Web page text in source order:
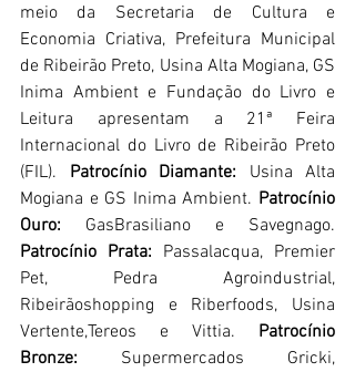
meio da Secretaria de Cultura e
Economia Criativa, Prefeitura Municipal
de Ribeirão Preto, Usina Alta Mogiana, GS
Inima Ambient e Fundação do Livro e
Leitura apresentam a 21ª Feira
Internacional do Livro de Ribeirão Preto
(FIL). Patrocínio Diamante: Usina Alta
Mogiana e GS Inima Ambient. Patrocínio
Ouro:
Patrocínio Prata: Passalacqua, Premier
Pet, Pedra Agroindustrial,
Ribeirãoshopping e Riberfoods, Usina
Vertente,Tereos e Vittia. Patrocínio
Bronze: Supermercados Gricki,